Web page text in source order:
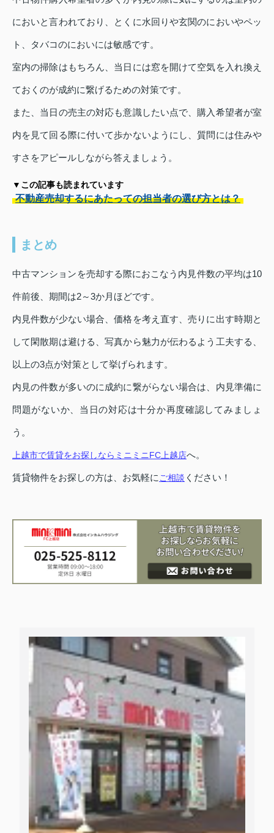
においと言われており、とくに水回りや玄関のにおいやペッ
ト、タバコのにおいには敏感です。
室内の掃除はもちろん、当日には窓を開けて空気を入れ換え
ておくのが成約に繋げるための対策です。
また、当日の売主の対応も意識したい点で、購入希望者が室
内を見て回る際に付いて歩かないようにし、質問には住みや
すさをアピールしながら答えましょう。
▼この記事も読まれています
不動産売却するにあたっての担当者の選び方とは？
まとめ
中古マンションを売却する際におこなう内見件数の平均は10
件前後、期間は2～3か月ほどです。
内見件数が少ない場合、価格を考え直す、売りに出す時期と
して閑散期は避ける、写真から魅力が伝わるよう工夫する、
以上の3点が対策として挙げられます。
内見の件数が多いのに成約に繋がらない場合は、内見準備に
問題がないか、当日の対応は十分か再度確認してみましょ
う。
上越市で賃貸をお探しならミニミニFC上越店へ。
賃貸物件をお探しの方は、お気軽に ご相談 ください！